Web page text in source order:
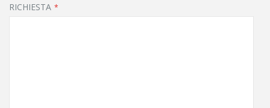
RICHIESTA